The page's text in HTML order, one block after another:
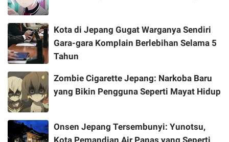
Kota di Jepang Gugat Warganya Sendiri
Gara-gara Komplain Berlebihan Selama 5
Tahun
Zombie Cigarette Jepang: Narkoba Baru
yang Bikin Pengguna Seperti Mayat Hidup
Onsen Jepang Tersembunyi: Yunotsu,
Kota Pemandian Air Panas yang Seperti